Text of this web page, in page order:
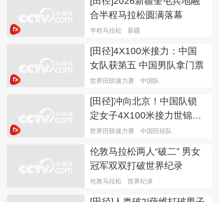
合半程马拉松圆满落幕
半程马拉松 新疆
[田径]4X100米接力：中国
女队获第五 中国男队拿门票
世界田联接力赛 中国队
[田径]冲向北京！中国队锁
定女子4X100米接力世锦赛
资格
世界田联接力赛 中国田径队
伦敦马拉松两人“破二” 男女
冠军双双打破世界纪录
伦敦马拉松 世界纪录